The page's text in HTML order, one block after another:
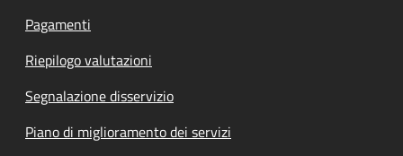
Pagamenti
Riepilogo valutazioni
Segnalazione disservizio
Piano di miglioramento dei servizi